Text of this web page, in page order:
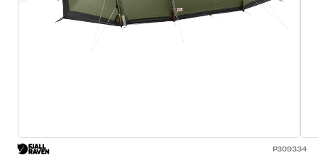
P309334